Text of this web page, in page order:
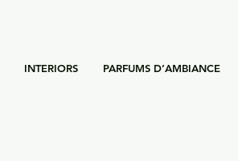
INTERIORS PARFUMS D’AMBIANCE